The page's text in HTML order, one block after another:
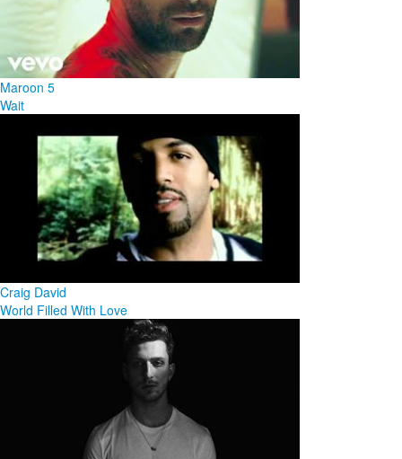
Maroon 5
Wait
Craig David
World Filled With Love